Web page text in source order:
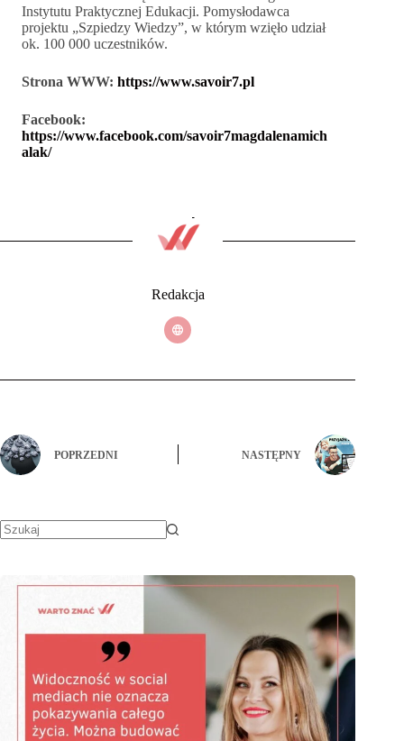
Instytutu Praktycznej Edukacji. Pomysłodawca
projektu „Szpiedzy Wiedzy”, w którym wzięło udział
ok. 100 000 uczestników.
Strona WWW: https://www.savoir7.pl
Facebook:
https://www.facebook.com/savoir7magdalenamich
alak/
Redakcja
POPRZEDNI NASTĘPNY